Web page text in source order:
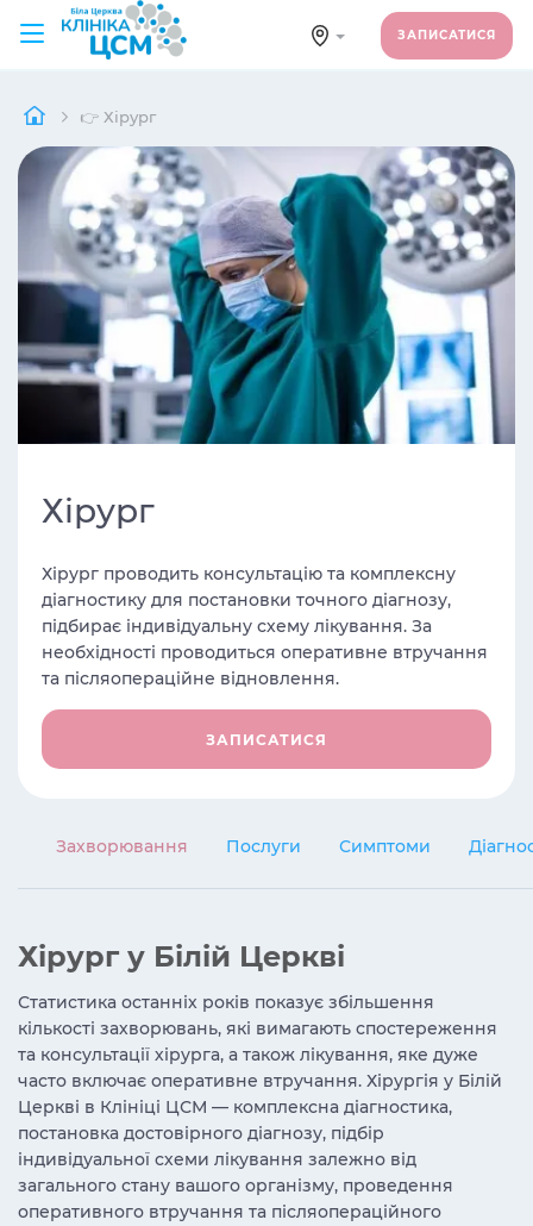
ЗАПИСАТИСЯ
👉 Хірург
Хірург
Хірург проводить консультацію та комплексну
діагностику для постановки точного діагнозу,
підбирає індивідуальну схему лікування. За
необхідності проводиться оперативне втручання
та післяопераційне відновлення.
ЗАПИСАТИСЯ
Захворювання Послуги Симптоми
Хірург у Білій Церкві
Статистика останніх років показує збільшення
кількості захворювань, які вимагають спостереження
та консультації хірурга, а також лікування, яке дуже
часто включає оперативне втручання. Хірургія у Білій
Церкві в Клініці ЦСМ — комплексна діагностика,
постановка достовірного діагнозу, підбір
індивідуальної схеми лікування залежно від
загального стану вашого організму, проведення
оперативного втручання та післяопераційного